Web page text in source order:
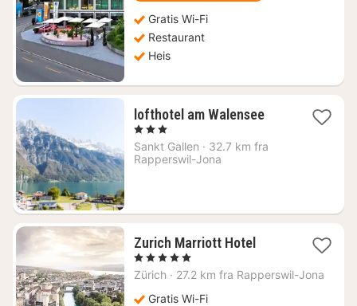
Gratis Wi-Fi
Restaurant
Heis
lofthotel am Walensee1
fra
, 3 Stjerner
Sankt Gallen · 32.7 km fra
Rapperswil-Jona
Zurich Marriott Hotel1
fra
5074
, 5 Stjerner
Zürich · 27.2 km fra Rapperswil-Jona
Gratis Wi-Fi